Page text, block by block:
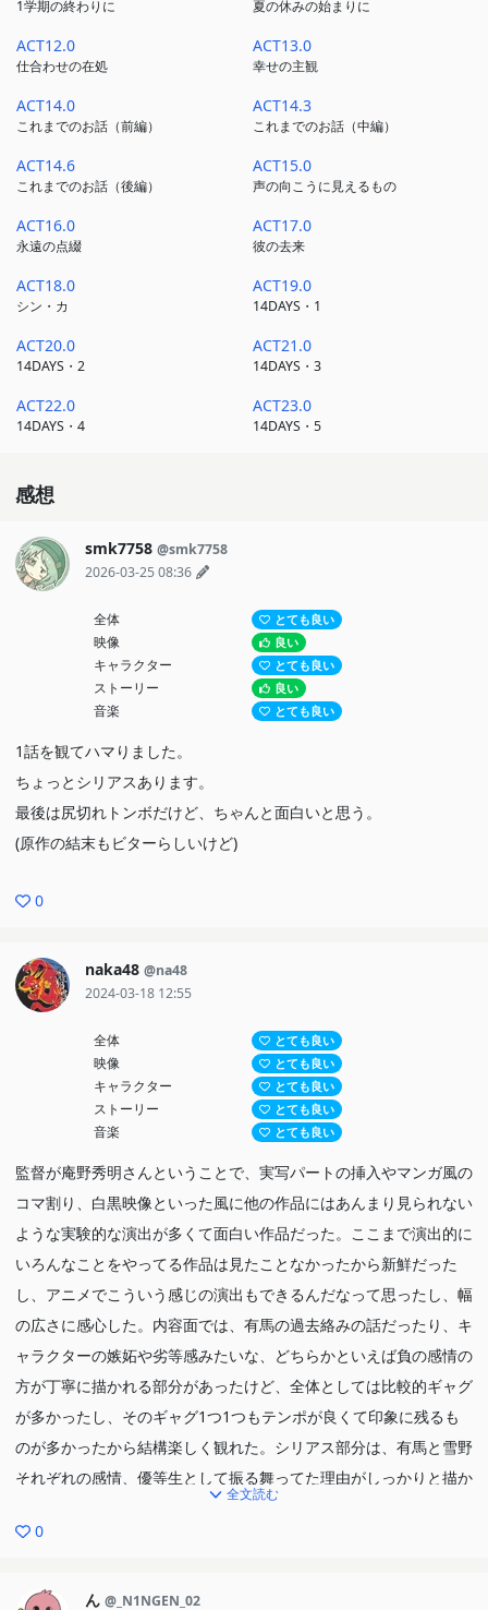
1学期の終わりに 夏の休みの始まりに
ACT12.0
仕合わせの在処
ACT13.0
幸せの主観
ACT14.0
これまでのお話（前編）
ACT14.3
これまでのお話（中編）
ACT14.6
これまでのお話（後編）
ACT15.0
声の向こうに見えるもの
ACT16.0
永遠の点綴
ACT17.0
彼の去来
ACT18.0
シン・カ
ACT19.0
14DAYS・1
ACT20.0
14DAYS・2
ACT21.0
14DAYS・3
ACT22.0
14DAYS・4
ACT23.0
14DAYS・5
感想
smk7758 @smk7758
2026-03-25 08:36
全体 とても良い
映像 良い
キャラクター とても良い
ストーリー 良い
音楽 とても良い
1話を観てハマりました。
ちょっとシリアスあります。
最後は尻切れトンボだけど、ちゃんと面白いと思う。
(原作の結末もビターらしいけど)
0
naka48 @na48
2024-03-18 12:55
全体 とても良い
映像 とても良い
キャラクター とても良い
ストーリー とても良い
音楽 とても良い
監督が庵野秀明さんということで、実写パートの挿入やマンガ風の
コマ割り、白黒映像といった風に他の作品にはあんまり見られない
ような実験的な演出が多くて面白い作品だった。ここまで演出的に
いろんなことをやってる作品は見たことなかったから新鮮だった
し、アニメでこういう感じの演出もできるんだなって思ったし、幅
の広さに感心した。内容面では、有馬の過去絡みの話だったり、キ
ャラクターの嫉妬や劣等感みたいな、どちらかといえば負の感情の
方が丁寧に描かれる部分があったけど、全体としては比較的ギャグ
が多かったし、そのギャグ1つ1つもテンポが良くて印象に残るも
のが多かったから結構楽しく観れた。シリアス部分は、有馬と雪野
それぞれの感情、優等生として振る舞ってた理由がしっかりと描か
れてて、雪野の動機はそもそも見栄を張りたいからっていうギャグ
的な理由だったけどその部分をギャグとして面白く描いてあった。
で、こっちは物語の軸になる要素の1つだからかなりシリアスに、
全文読む
0
ん @_N1NGEN_02